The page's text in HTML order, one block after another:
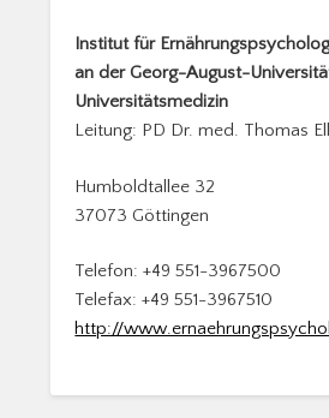
Institut für
an der Georg-August-
Universitätsmedizin
Leitung: PD Dr. med. Thomas
Humboldtallee 32
37073 Göttingen
Telefon: +49 551-3967500
Telefax: +49 551-3967510
http://